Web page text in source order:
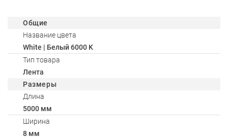
Общие
Название цвета
White | Белый 6000 K
Тип товара
Лента
Размеры
Длина
5000 мм
Ширина
8 мм